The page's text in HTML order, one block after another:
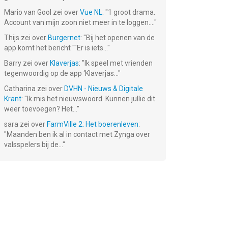
Mario van Gool zei overVue NL: "1 groot drama.
Account van mijn zoon niet meer in te loggen.... "
Thijs zei over Burgernet: "Bij het openen van de
app komt het bericht ""Er is iets... "
Barry zei over Klaverjas: " Ik speel met vrienden
tegenwoordig op de app ‘Klaverjas... "
Catharina zei over DVHN - Nieuws & Digitale
Krant: " Ik mis het nieuwswoord. Kunnen jullie dit
weer toevoegen? Het... "
sara zei over FarmVille 2: Het boerenleven:
"Maanden ben ik al in contact met Zynga over
valsspelers bij de... "